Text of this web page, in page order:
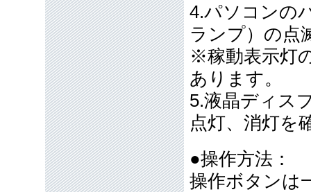
4.パソコンの
ランプ）の点
※稼動表示灯
あります。
5.液晶ディス
点灯、消灯を
●操作方法：
操作ボタンは